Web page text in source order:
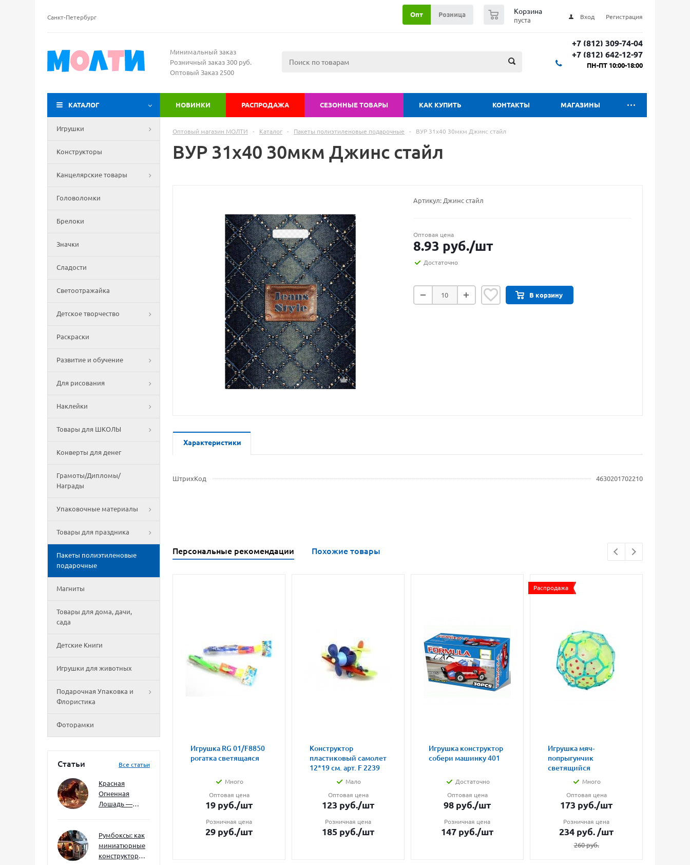
Санкт-Петербург Вход Регистрация
Корзина
пуста
Опт Розница
Минимальный заказ
Розничный заказ 300 руб.
Оптовый Заказ 2500
+7 (812) 309-74-04
+7 (812) 642-12-97
ПН-ПТ 10:00-18:00
КАТАЛОГ НОВИНКИ РАСПРОДАЖА СЕЗОННЫЕ ТОВАРЫ КАК КУПИТЬ КОНТАКТЫ МАГАЗИНЫ
Игрушки
Конструкторы
Канцелярские товары
Головоломки
Брелоки
Значки
Сладости
Светоотражайка
Детское творчество
Раскраски
Развитие и обучение
Для рисования
Наклейки
Товары для ШКОЛЫ
Конверты для денег
Грамоты/Дипломы/
Награды
Упаковочные материалы
Товары для праздника
Пакеты полиэтиленовые
подарочные
Магниты
Товары для дома, дачи,
сада
Детские Книги
Игрушки для животных
Подарочная Упаковка и
Флористика
Фоторамки
Статьи Все статьи
Красная
Огненная
Лошадь —
ждать и как
подготовиться
Румбоксы: как
миниатюрные
конструкторы
Оптовый магазин МОЛТИ - Каталог - Пакеты полиэтиленовые подарочные - ВУР 31х40 30мкм Джинс стайл
ВУР 31х40 30мкм Джинс стайл
Артикул: Джинс стайл
Оптовая цена
8.93 руб./шт
Достаточно
В корзину
Характеристики
ШтрихКод 4630201702210
Персональные рекомендации Похожие товары
Игрушка RG 01/F8850
рогатка светящаяся
Много
Оптовая цена
19 руб./шт
Розничная цена
29 руб./шт
Конструктор
пластиковый самолет
12*19 см. арт. F 2239
Мало
Оптовая цена
123 руб./шт
Розничная цена
185 руб./шт
Игрушка конструктор
собери машинку 401
Достаточно
Оптовая цена
98 руб./шт
Розничная цена
147 руб./шт
Распродажа
Игрушка мяч-
попрыгунчик
светящийся
Много
Оптовая цена
173 руб./шт
Розничная цена
234 руб. /шт
260руб.